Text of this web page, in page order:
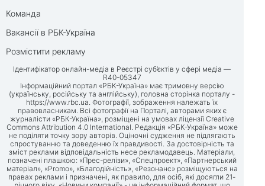
Команда
Вакансії в РБК-Україна
Розмістити рекламу
Ідентифікатор онлайн-медіа в Реєстрі суб’єктів у сфері медіа —
R40-05347
Інформаційний портал «РБК-Україна» має тримовну версію
(українську, російську та англійську), головна сторінка порталу -
https://www.rbc.ua. Фотографії, зображення належать їх
правовласникам. Всі фотографії на Порталі, авторами яких є
журналісти «РБК-Україна», розміщені на умовах ліцензії Creative
Commons Attribution 4.0 International. Редакція «РБК-Україна» може
не поділяти точку зору авторів. Оціночні судження не підлягають
спростуванню та доведенню їх правдивості. За достовірність та
зміст реклами відповідальність несе рекламодавець. Матеріали,
позначені плашкою: «Прес-релізи», «Спецпроект», «Партнерський
матеріал», «Promo», «Благодійність», «Резонанс» розміщуються на
правах реклами і призначені, як правило, для осіб, які досягли 21-